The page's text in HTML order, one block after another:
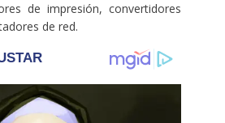
de impresión, convertidores
de red.